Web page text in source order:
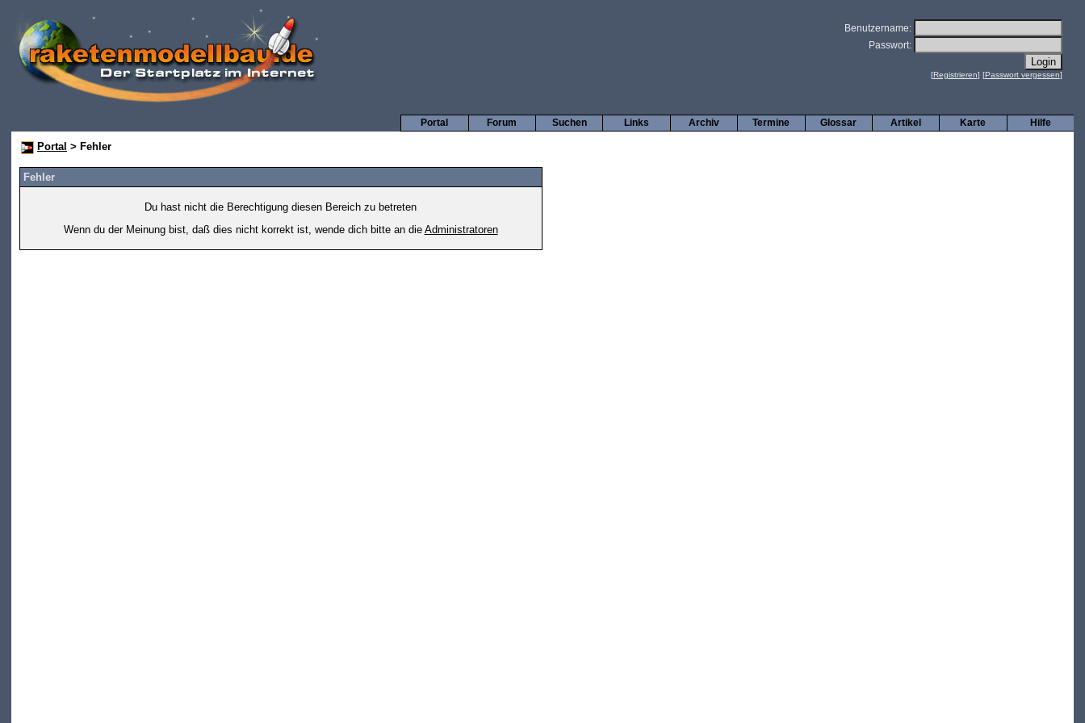
Benutzername:
Passwort:
[Registrieren] [Passwort vergessen]
Hilfe
Karte
Artikel
Glossar
Termine
Archiv
Links
Suchen
Forum
Portal
Portal > Fehler
Fehler
Du hast nicht die Berechtigung diesen Bereich zu betreten
Wenn du der Meinung bist, daß dies nicht korrekt ist, wende dich bitte an die Administratoren